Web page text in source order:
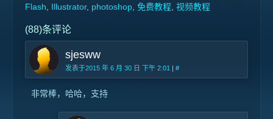
Flash
Illustrator, photoshop 免费教程 视频教程
(88)条评论
sjesww
发表于2015 年 6 月 30 日 下午 2:01 | #
非常棒，哈哈，支持